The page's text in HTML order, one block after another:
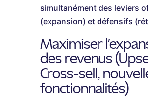
simultanément des leviers
(expansion) et défensifs
Maximiser
des revenus
Cross-sell,
fonctionnalités)